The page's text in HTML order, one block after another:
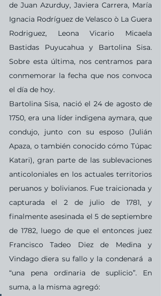
de Juan Azurduy, Javiera Carrera, María
Ignacia Rodríguez de Velasco ò La Guera
Rodriguez, Leona Vicario Micaela
Bastidas Puyucahua y Bartolina Sisa.
Sobre esta última, nos centramos para
conmemorar la fecha que nos convoca
el día de hoy.
Bartolina Sisa, nació el 24 de agosto de
1750, era una líder indigena aymara, que
condujo, junto con su esposo (Julián
Apaza, o también conocido cómo Túpac
Katari), gran parte de las sublevaciones
anticoloniales en los actuales territorios
peruanos y bolivianos. Fue traicionada y
capturada el 2 de julio de 1781, y
finalmente asesinada el 5 de septiembre
de 1782, luego de que el entonces juez
Francisco Tadeo Diez de Medina y
Vindago diera su fallo y la condenará  a
“una pena ordinaria de suplicio”. En
suma, a la misma agregó: